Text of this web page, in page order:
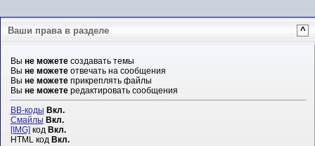
Ваши права в разделе ^
Вы не можетесоздавать темы
Вы не можетеотвечать на сообщения
Вы не можетеприкреплять файлы
Вы не можетередактировать сообщения
BB-коды Вкл.
Смайлы Вкл.
[IMG] код Вкл.
HTML код Вкл.